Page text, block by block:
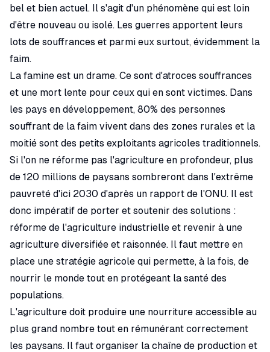
bel et bien actuel. Il s'agit d'un phénomène qui est loin
d'être nouveau ou isolé. Les guerres apportent leurs
lots de souffrances et parmi eux surtout, évidemment la
faim.
La famine est un drame. Ce sont d'atroces souffrances
et une mort lente pour ceux qui en sont victimes. Dans
les pays en développement, 80% des personnes
souffrant de la faim vivent dans des zones rurales et la
moitié sont des petits exploitants agricoles traditionnels.
Si l'on ne réforme pas l'agriculture en profondeur, plus
de 120 millions de paysans sombreront dans l'extrême
pauvreté d'ici 2030 d'après un rapport de l'ONU. Il est
donc impératif de porter et soutenir des solutions :
réforme de l'agriculture industrielle et revenir à une
agriculture diversifiée et raisonnée. Il faut mettre en
place une stratégie agricole qui permette, à la fois, de
nourrir le monde tout en protégeant la santé des
populations.
L'agriculture doit produire une nourriture accessible au
plus grand nombre tout en rémunérant correctement
les paysans. Il faut organiser la chaîne de production et